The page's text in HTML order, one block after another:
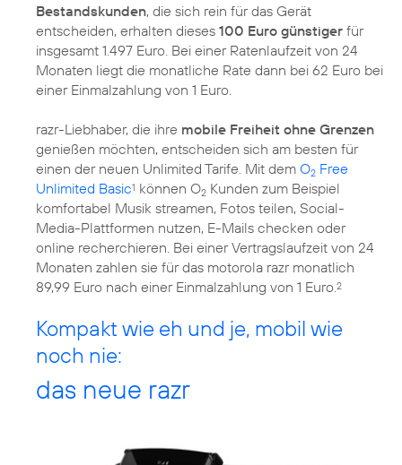
Bestandskunden, die sich rein für das Gerät
entscheiden, erhalten dieses 100 Euro günstiger für
insgesamt 1.497 Euro. Bei einer Ratenlaufzeit von 24
Monaten liegt die monatliche Rate dann bei 62 Euro bei
einer Einmalzahlung von 1 Euro.
razr-Liebhaber, die ihre mobile Freiheit ohne Grenzen
genießen möchten, entscheiden sich am besten für
einen der neuen Unlimited Tarife. Mit dem O2 Free
Unlimited Basic1 können O2 Kunden zum Beispiel
komfortabel Musik streamen, Fotos teilen, Social-
Media-Plattformen nutzen, E-Mails checken oder
online recherchieren. Bei einer Vertragslaufzeit von 24
Monaten zahlen sie für das motorola razr monatlich
89,99 Euro nach einer Einmalzahlung von 1 Euro. 2
Kompakt wie eh und je, mobil wie
noch nie:
das neue razr